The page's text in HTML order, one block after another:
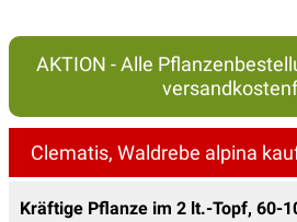
AKTION - Alle
Clematis, Waldrebe alpina
Kräftige Pflanze im 2 lt.-Topf, 60-